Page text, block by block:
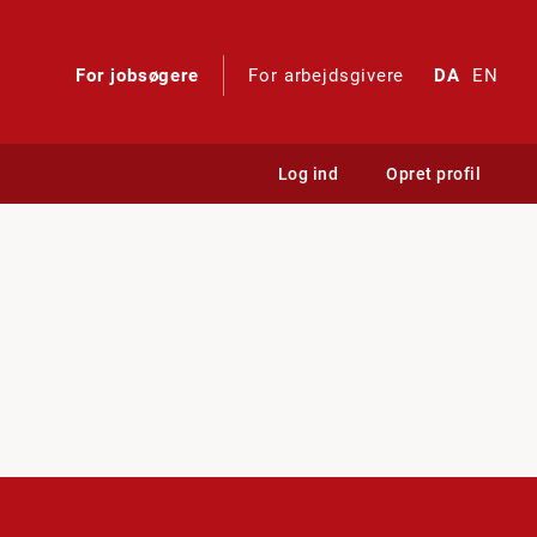
For jobsøgere For arbejdsgivere DA EN
Log ind Opret profil